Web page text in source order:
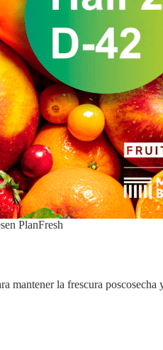
PlanFresh
mantener la frescura